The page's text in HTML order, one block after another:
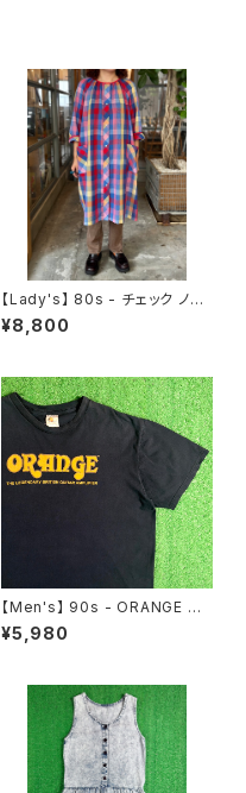
【Lady's】 80s - チェック ノー
カラー シャツ ワンピース / アメ
リカ製 USA製 80年代 古着 レ
¥8,800
【Men's】 90s - ORANGE ロ
ゴ Tシャツ / 90年代 ティーシャ
ツ T-Shirt ギター ギターアンプ
¥5,980